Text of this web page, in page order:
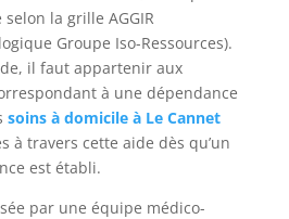
la grille AGGIR
Groupe Iso-Ressources).
il faut appartenir aux
à une dépendance
soins à domicile à Le Cannet
à travers cette aide dès qu’un
est établi.
par une équipe médico-